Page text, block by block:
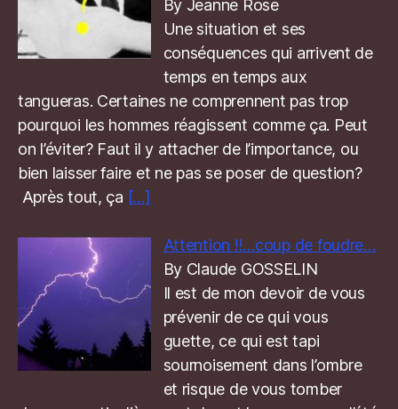
By Jeanne Rose
Une situation et ses
conséquences qui arrivent de
temps en temps aux
tangueras. Certaines ne comprennent pas trop
pourquoi les hommes réagissent comme ça. Peut
on l’éviter? Faut il y attacher de l’importance, ou
bien laisser faire et ne pas se poser de question?
Après tout, ça […]
Attention !!…coup de foudre…
By Claude GOSSELIN
Il est de mon devoir de vous
prévenir de ce qui vous
guette, ce qui est tapi
sournoisement dans l’ombre
et risque de vous tomber